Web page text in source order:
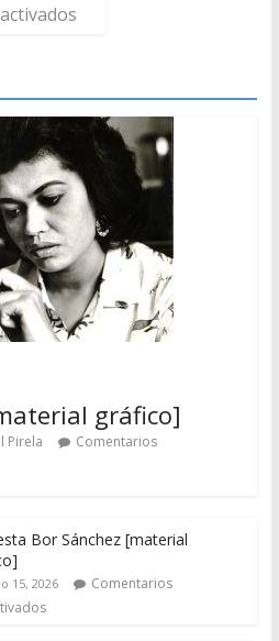
gráfico]
Pirela
Comentarios
Bor Sánchez [material
15, 2026
Comentarios